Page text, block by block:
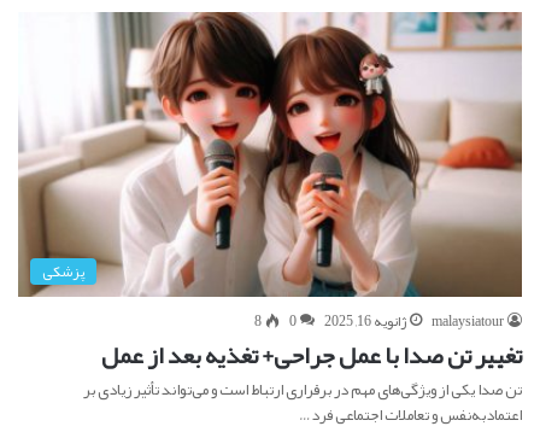
پزشکی
malaysiatour
ژانویه 16, 2025 0
8
تغییر تن صدا با عمل جراحی+ تغذیه بعد از عمل
تن صدا یکی از ویژگی‌های مهم در برقراری ارتباط است و می‌تواند تأثیر زیادی بر
اعتمادبه‌نفس و تعاملات اجتماعی فرد…